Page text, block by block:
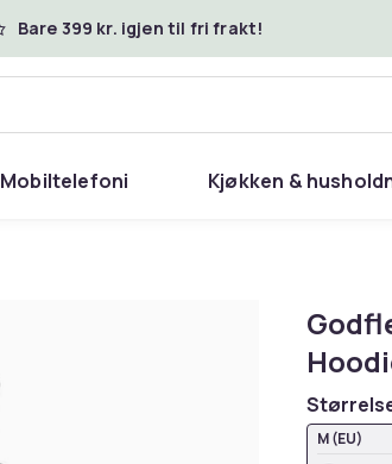
Bare 399 kr. igjen til fri frakt!
Mobiltelefoni Kjøkken &
M (EU)